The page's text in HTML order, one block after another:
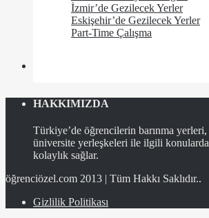
İzmir’de Gezilecek Yerler
Eskişehir’de Gezilecek Yerler
Part-Time Çalışma
HAKKIMIZDA
Türkiye’de öğrencilerin barınma
üniversite yerleşkeleri ile ilgili
kolaylık sağlar.
öğrenciözel.com 2013 | Tüm Hakkı Saklıdır..
Gizlilik Politikası